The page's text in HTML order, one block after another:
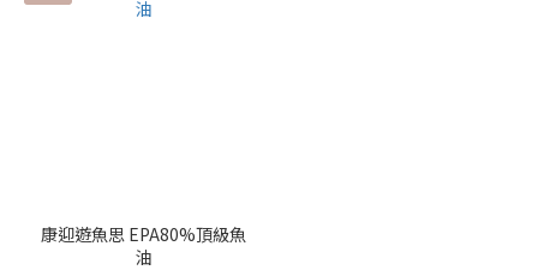
康迎遊魚思 EPA80%頂級魚
油